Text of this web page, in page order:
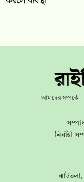
আমাদের সম্পর্কে
নির্বাহী
ঝাউতলা,